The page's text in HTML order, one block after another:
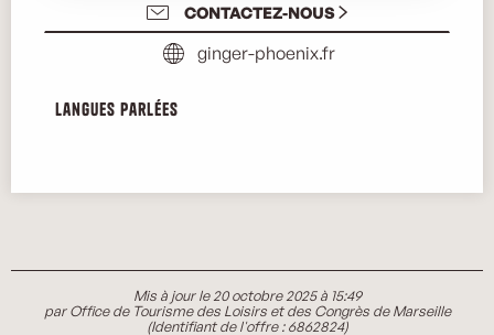
CONTACTEZ-NOUS
ginger-phoenix.fr
Langues parlées
Langues parlées
Mis à jour le 20 octobre 2025 à 15:49
par Office de Tourisme des Loisirs et des Congrès de Marseille
(Identifiant de l'offre :6862824)